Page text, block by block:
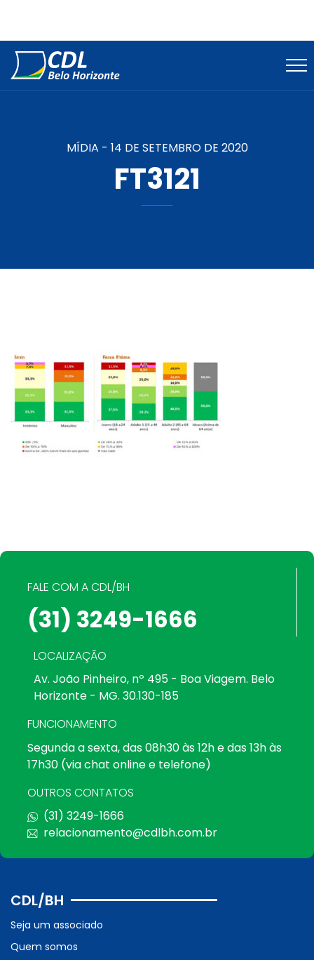
MÍDIA - 14 DE SETEMBRO DE 2020
FT3121
FALE COM A CDL/BH
(31) 3249-1666
LOCALIZAÇÃO
Av. João Pinheiro, nº 495 - Boa Viagem. Belo
Horizonte - MG. 30.130-185
FUNCIONAMENTO
Segunda a sexta, das 08h30 às 12h e das 13h às
17h30 (via chat online e telefone)
OUTROS CONTATOS
(31) 3249-1666
relacionamento@cdlbh.com.br
CDL/BH
Seja um associado
Quem somos